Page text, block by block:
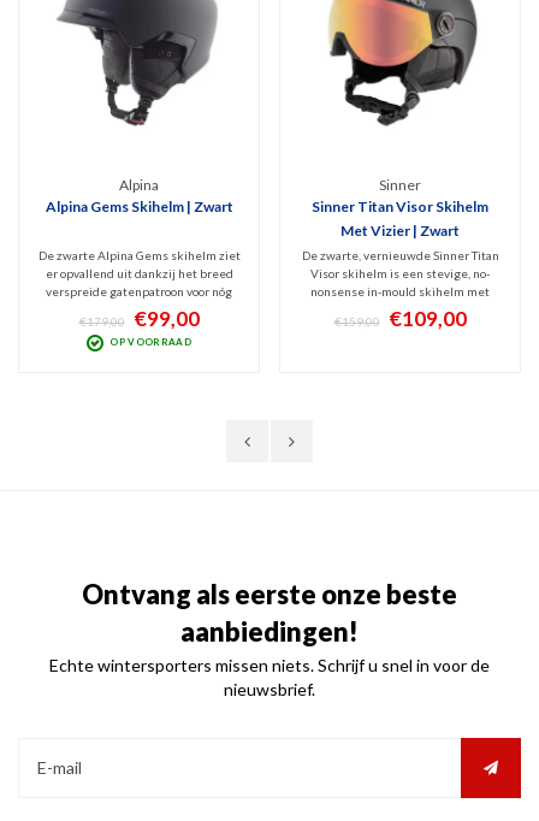
Alpina
Alpina Gems Skihelm | Zwart
De zwarte Alpina Gems skihelm ziet
er opvallend uit dankzij het breed
verspreide gatenpatroon voor nóg
betere ventilatie die ook met
handschoenen aan bedienbaar is.
Deze comfortabele Freeride hybride
€179,00 €99,00
OP VOORRAAD
Sinner
Sinner Titan Visor Skihelm
Met Vizier | Zwart
De zwarte, vernieuwde Sinner Titan
Visor skihelm is een stevige, no-
nonsense in-mould skihelm met
rood cat.2 vizier. Comfortabeler dan
ooit en v.v. vizier, beter
€159,00 €109,00
Ontvang als eerste onze beste
aanbiedingen!
Echte wintersporters missen niets. Schrijf u snel in voor de
nieuwsbrief.